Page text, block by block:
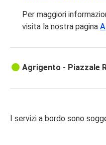
Per maggiori
visita la nostra pagina
Agrigento - Piazzale
I servizi a bordo sono